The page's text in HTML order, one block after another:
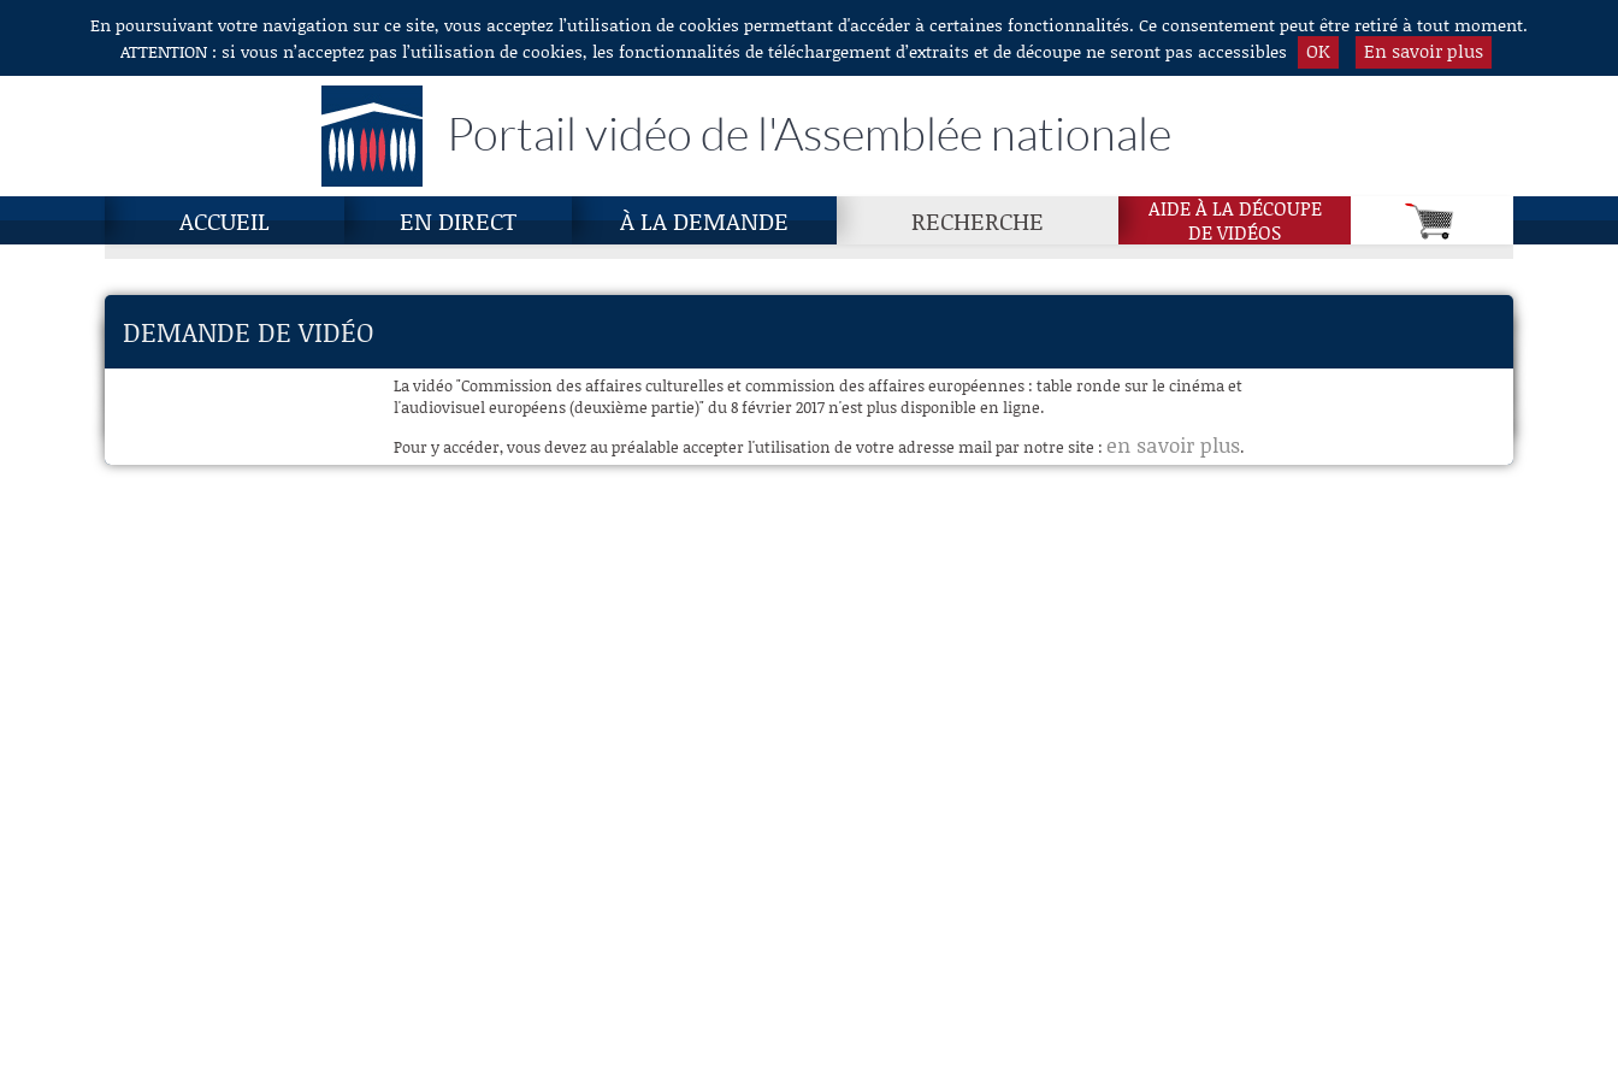
Aller au contenuEn poursuivant votre navigation sur ce site, vous acceptez l’utilisation de cookies permettant d'accéder à certaines fonctionnalités. Ce consentement peut être retiré à tout moment.
ATTENTION : si vous n’acceptez pas l’utilisation de cookies, les fonctionnalités de téléchargement d’extraits et de découpe ne seront pas accessibles
OK En savoir plus
Portail vidéo de l'Assemblée nationale
ACCUEIL EN DIRECT À LA DEMANDE RECHERCHE
AIDE À LA DÉCOUPE
DE VIDÉOS
DEMANDE DE VIDÉO
La vidéo "Commission des affaires culturelles et commission des affaires européennes : table ronde sur le cinéma et
l'audiovisuel européens (deuxième partie)" du 8 février 2017 n'est plus disponible en ligne.
Pour y accéder, vous devez au préalable accepter l'utilisation de votre adresse mail par notre site : en savoir plus.